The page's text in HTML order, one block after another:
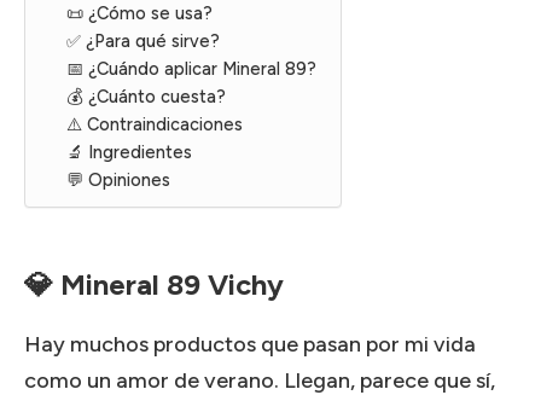
📜 ¿Cómo se usa?
✅ ¿Para qué sirve?
📅 ¿Cuándo aplicar Mineral 89?
💰 ¿Cuánto cuesta?
⚠️ Contraindicaciones
🔬 Ingredientes
💬 Opiniones
💎 Mineral 89 Vichy
Hay muchos productos que pasan por mi vida
como un amor de verano. Llegan, parece que sí,